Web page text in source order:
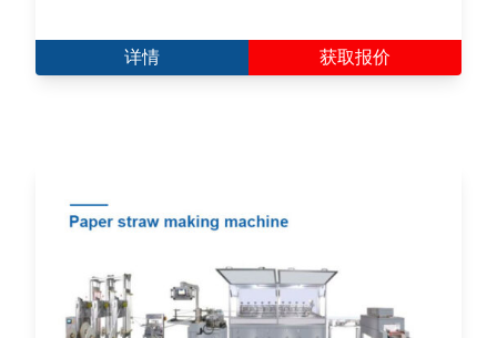
详情 获取报价